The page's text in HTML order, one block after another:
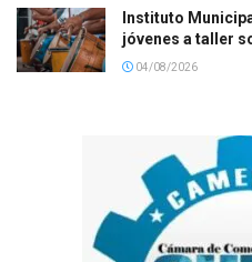
Instituto
jóvenes a taller
04/08/2026